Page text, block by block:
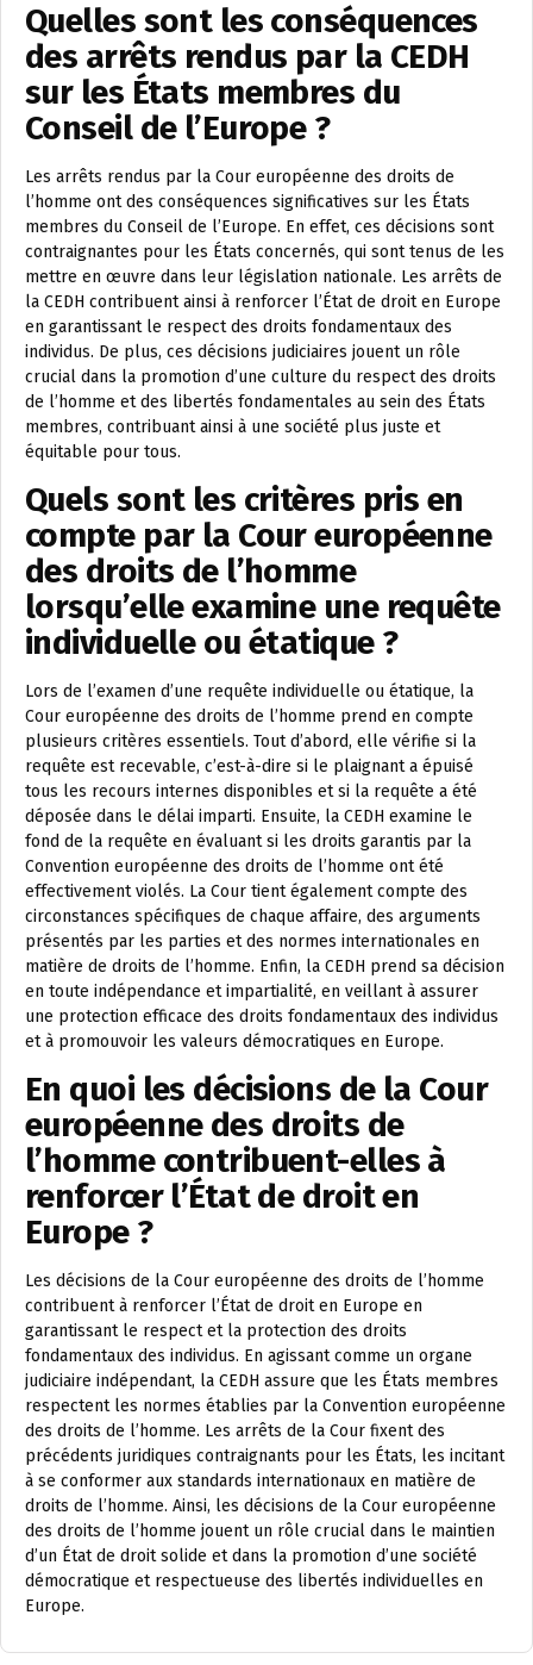
Quelles sont les conséquences
des arrêts rendus par la CEDH
sur les États membres du
Conseil de l’Europe ?
Les arrêts rendus par la Cour européenne des droits de
l’homme ont des conséquences significatives sur les États
membres du Conseil de l’Europe. En effet, ces décisions sont
contraignantes pour les États concernés, qui sont tenus de les
mettre en œuvre dans leur législation nationale. Les arrêts de
la CEDH contribuent ainsi à renforcer l’État de droit en Europe
en garantissant le respect des droits fondamentaux des
individus. De plus, ces décisions judiciaires jouent un rôle
crucial dans la promotion d’une culture du respect des droits
de l’homme et des libertés fondamentales au sein des États
membres, contribuant ainsi à une société plus juste et
équitable pour tous.
Quels sont les critères pris en
compte par la Cour européenne
des droits de l’homme
lorsqu’elle examine une requête
individuelle ou étatique ?
Lors de l’examen d’une requête individuelle ou étatique, la
Cour européenne des droits de l’homme prend en compte
plusieurs critères essentiels. Tout d’abord, elle vérifie si la
requête est recevable, c’est-à-dire si le plaignant a épuisé
tous les recours internes disponibles et si la requête a été
déposée dans le délai imparti. Ensuite, la CEDH examine le
fond de la requête en évaluant si les droits garantis par la
Convention européenne des droits de l’homme ont été
effectivement violés. La Cour tient également compte des
circonstances spécifiques de chaque affaire, des arguments
présentés par les parties et des normes internationales en
matière de droits de l’homme. Enfin, la CEDH prend sa décision
en toute indépendance et impartialité, en veillant à assurer
une protection efficace des droits fondamentaux des individus
et à promouvoir les valeurs démocratiques en Europe.
En quoi les décisions de la Cour
européenne des droits de
l’homme contribuent-elles à
renforcer l’État de droit en
Europe ?
Les décisions de la Cour européenne des droits de l’homme
contribuent à renforcer l’État de droit en Europe en
garantissant le respect et la protection des droits
fondamentaux des individus. En agissant comme un organe
judiciaire indépendant, la CEDH assure que les États membres
respectent les normes établies par la Convention européenne
des droits de l’homme. Les arrêts de la Cour fixent des
précédents juridiques contraignants pour les États, les incitant
à se conformer aux standards internationaux en matière de
droits de l’homme. Ainsi, les décisions de la Cour européenne
des droits de l’homme jouent un rôle crucial dans le maintien
d’un État de droit solide et dans la promotion d’une société
démocratique et respectueuse des libertés individuelles en
Europe.